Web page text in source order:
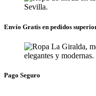
Envío Gratis en pedidos
Pago Seguro